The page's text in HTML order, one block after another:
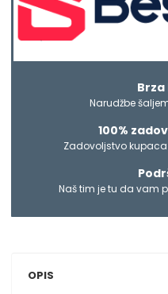
Narudžbe
100%
Zadovoljstvo
Naš tim je tu da vam
OPIS